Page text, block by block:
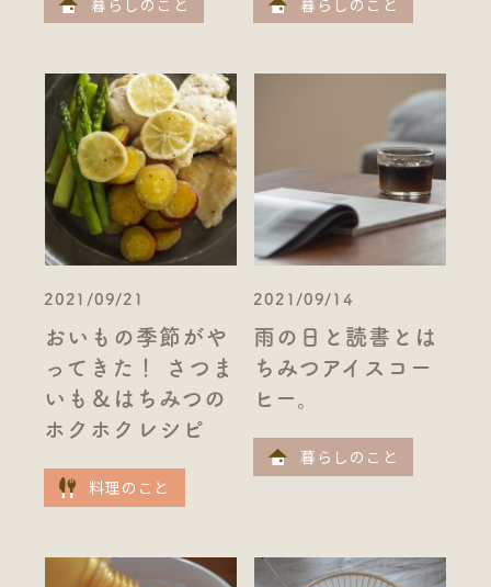
2021/09/21
おいもの季節がや
ってきた！ さつま
いも＆はちみつの
ホクホクレシピ
料理のこと
2021/09/14
雨の日と読書とは
ちみつアイスコー
ヒー。
暮らしのこと